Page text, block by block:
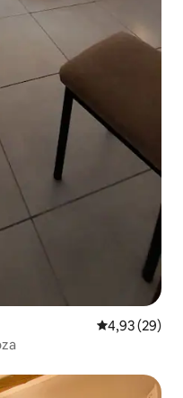
Évaluation
4,93 (29)